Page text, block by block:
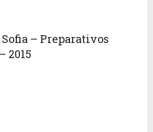
– Preparativos
2015